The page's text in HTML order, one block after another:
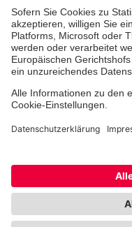
Cookie-Einstellungen
Impressum